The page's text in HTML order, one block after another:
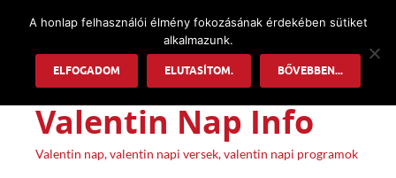
Valentin Nap Info
Valentin nap, valentin napi versek, valentin napi programok
A honlap felhasználói élmény fokozásának érdekében sütiket
alkalmazunk.
ELFOGADOM ELUTASÍTOM. BŐVEBBEN...